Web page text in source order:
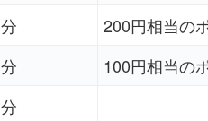
200円相当の
100円相当の